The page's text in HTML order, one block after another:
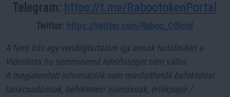
Telegram: https://t.me/RabootokenPortal
Twitter: https://twitter.com/Raboo_Official
A fenti írás egy vendégtartalom így annak tartalmáért a
Videolista.hu semminemű felelősséget nem vállal.
A megjelenített információk nem minősíthetők befektetési
tanácsadásnak, befektetési ajánlásnak, értékpapír /